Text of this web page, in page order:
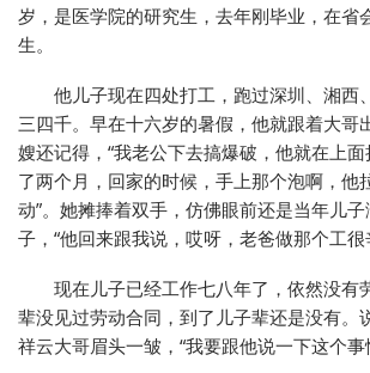
岁，是医学院的研究生，去年刚毕业，在省
生。
他儿子现在四处打工，跑过深圳、湘西
三四千。早在十六岁的暑假，他就跟着大哥
嫂还记得，“我老公下去搞爆破，他就在上
了两个月，回家的时候，手上那个泡啊，他
动”。她摊捧着双手，仿佛眼前还是当年儿
子，“他回来跟我说，哎呀，老爸做那个工很
现在儿子已经工作七八年了，依然没有
辈没见过劳动合同，到了儿子辈还是没有。
祥云大哥眉头一皱，“我要跟他说一下这个事